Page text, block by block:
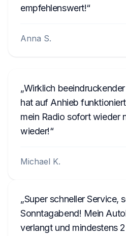
empfehlenswert!
Anna S.
Wirklich
hat auf Anhieb
mein Radio sofort wieder
wieder!
Michael K.
Super schneller Service,
Sonntagabend! Mein
verlangt und mindestens